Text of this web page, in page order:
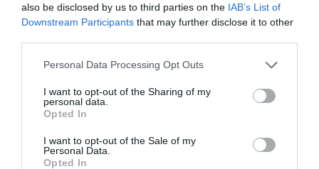
also be disclosed by us to third parties on the IAB’s List of
Downstream Participants that may further disclose it to other
Personal Data Processing Opt Outs
I want to opt-out of the Sharing of my
personal data.
Opted In
I want to opt-out of the Sale of my
Personal Data.
Opted In